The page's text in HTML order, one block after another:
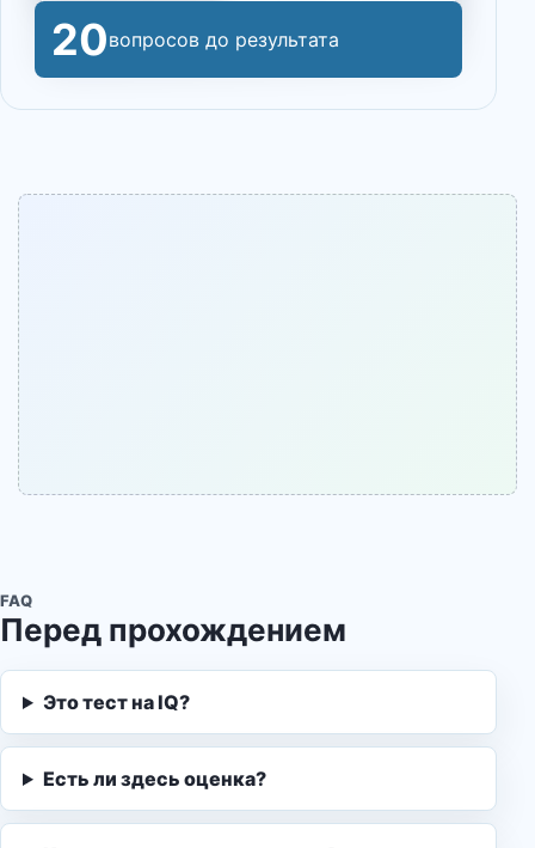
20вопросов до результата
FAQ
Перед прохождением
Это тест на IQ?
Есть ли здесь оценка?